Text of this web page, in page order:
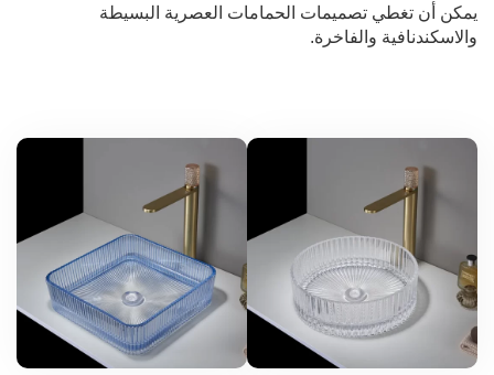
يمكن أن تغطي تصميمات الحمامات العصرية البسيطة
والاسكندنافية والفاخرة.